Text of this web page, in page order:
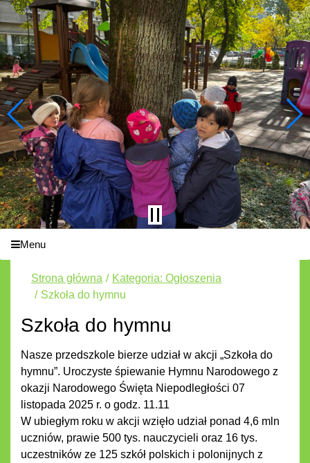
Menu
Strona główna
Kategoria: Ogłoszenia
Szkoła do hymnu
Szkoła do hymnu
Nasze przedszkole bierze udział w akcji „Szkoła do
hymnu”. Uroczyste śpiewanie Hymnu Narodowego z
okazji Narodowego Święta Niepodległości 07
listopada 2025 r. o godz. 11.11
W ubiegłym roku w akcji wzięło udział ponad 4,6 mln
uczniów, prawie 500 tys. nauczycieli oraz 16 tys.
uczestników ze 125 szkół polskich i polonijnych z